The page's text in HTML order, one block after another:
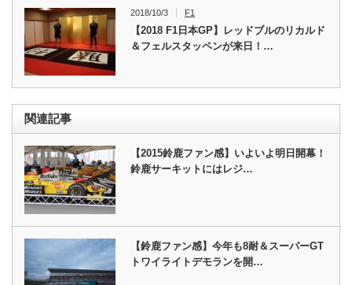
2018/10/3 F1
【2018 F1日本GP】レッドブルのリカルド
＆フェルスタッペンが来日！…
関連記事
【2015鈴鹿ファン感】いよいよ明日開幕！
鈴鹿サーキットにはレジ…
【鈴鹿ファン感】今年も8耐＆スーパーGT
トワイライトデモランを開…